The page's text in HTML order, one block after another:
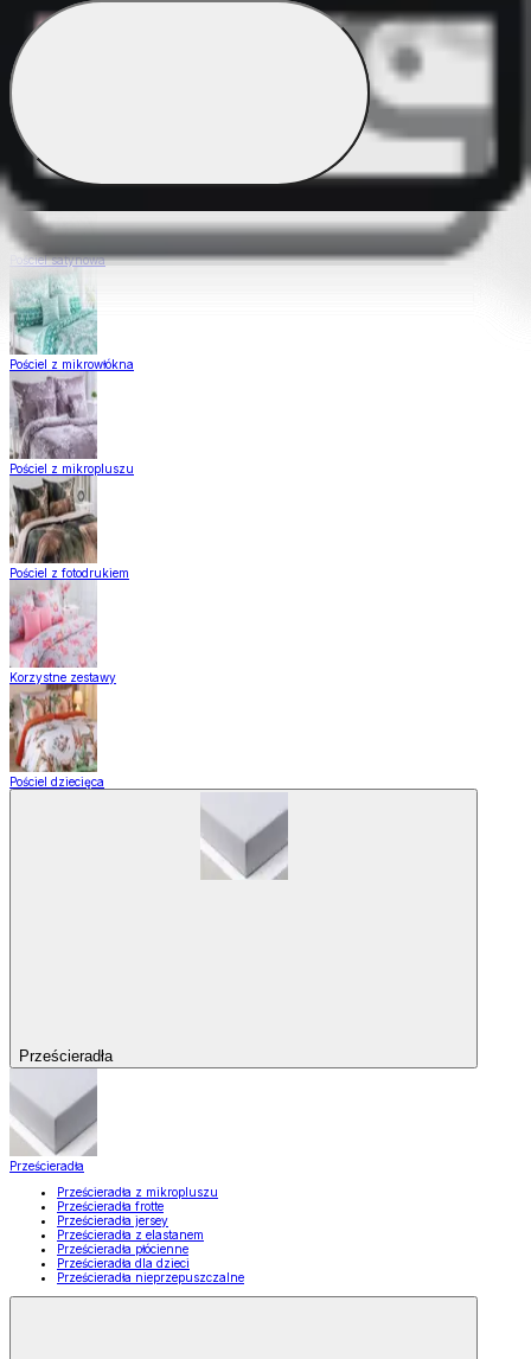
Pościel Dual Feel
Pościel z gładkiej bawełny
Pościel satynowa
Pościel z mikrowłókna
Pościel z mikropluszu
Pościel z fotodrukiem
Korzystne zestawy
Pościel dziecięca
Prześcieradła
Prześcieradła
Prześcieradła z mikropluszu
Prześcieradła frotte
Prześcieradła jersey
Prześcieradła z elastanem
Prześcieradła płócienne
Prześcieradła dla dzieci
Prześcieradła nieprzepuszczalne